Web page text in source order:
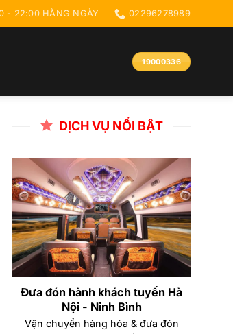
- 22:00 HÀNG NGÀY 02296278989
19000336
DỊCH VỤ NỔI BẬT
Đưa đón hành khách tuyến Hà
Nội - Ninh Bình
Vận chuyển hàng hóa & đưa đón